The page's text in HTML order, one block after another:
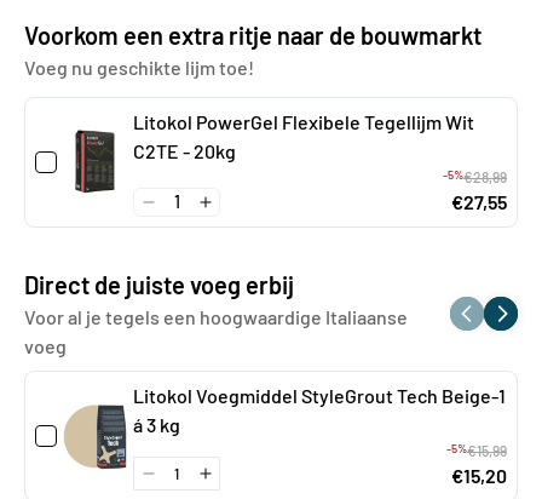
Voorkom een extra ritje naar de bouwmarkt
Voeg nu geschikte lijm toe!
Litokol PowerGel Flexibele Tegellijm Wit
C2TE - 20kg
-5%€28,99
€27,55
Direct de juiste voeg erbij
Voor al je tegels een hoogwaardige Italiaanse
voeg
Litokol Voegmiddel StyleGrout Tech Beige-1
á 3 kg
-5%€15,99
€15,20